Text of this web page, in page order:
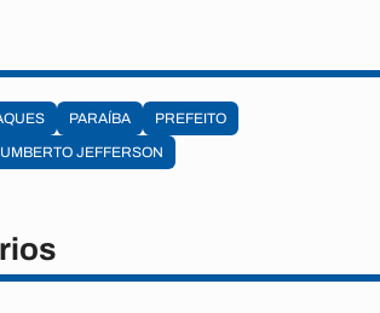
PARAÍBA
PREFEITO
UMBERTO JEFFERSON